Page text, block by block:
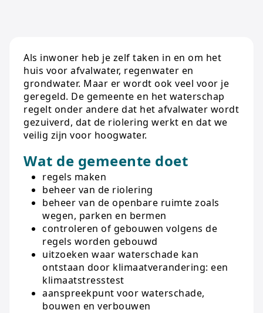
Als inwoner heb je zelf taken in en om het
huis voor afvalwater, regenwater en
grondwater. Maar er wordt ook veel voor je
geregeld. De gemeente en het waterschap
regelt onder andere dat het afvalwater wordt
gezuiverd, dat de riolering werkt en dat we
veilig zijn voor hoogwater.
Wat de gemeente doet
regels maken
beheer van de riolering
beheer van de openbare ruimte zoals
wegen, parken en bermen
controleren of gebouwen volgens de
regels worden gebouwd
uitzoeken waar waterschade kan
ontstaan door klimaatverandering: een
klimaatstresstest
aanspreekpunt voor waterschade,
bouwen en verbouwen